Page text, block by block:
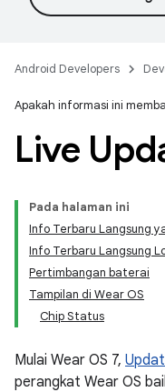
Android Developers
Apakah informasi ini
Live
Pada halaman ini
Info Terbaru Langsung
Info Terbaru Langsung
Pertimbangan baterai
Tampilan di Wear OS
Chip Status
Mulai Wear OS 7,
perangkat Wear OS